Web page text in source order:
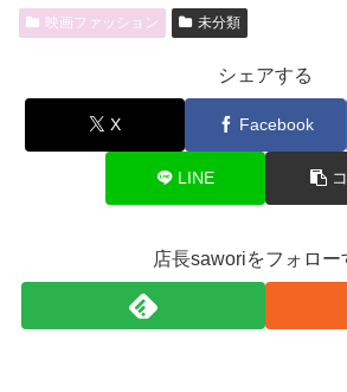
映画ファッション 未分類
シェアする
X Facebook
LINE
店長saworiをフォロー